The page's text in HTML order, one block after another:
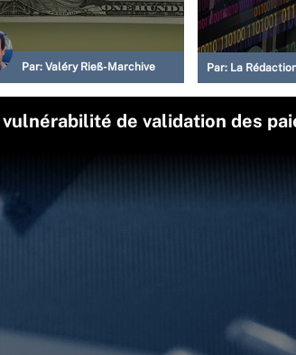
Par: Valéry Rieß-Marchive Par: La
vulnérabilité de validation des